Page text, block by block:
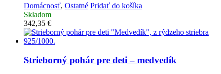
Domácnosť, Ostatné Pridať do košíka
Skladom
342,35 €
Strieborný pohár pre deti – medvedík